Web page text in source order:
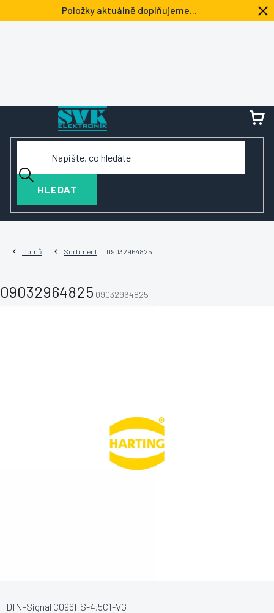
na
Položky aktuálně doplňujeme...
HLEDAT
Domů Sortiment 09032964825
09032964825 09032964825
DIN-Signal C096FS-4,5C1-VG